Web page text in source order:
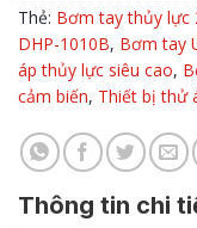
Thẻ: Bơm tay thủy lực
DHP-1010B, Bơm tay
áp thủy lực siêu cao,
cảm biến, Thiết bị thử
Thông tin chi